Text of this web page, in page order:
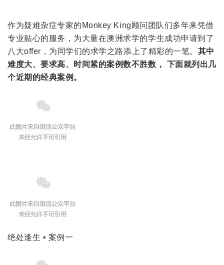
作为疑难杂症专家的Monkey King顾问团队们多年来凭借
专业贴心的服务，为大量在澳洲求学的学生成功申请到了
八大offer，为同学们的求学之路添上了精彩的一笔。 其中
难度大、要求高、时间紧的案例数不胜数， 下面就列出几
个近期的经典案例。
绝处逢生 ▪ 案例一